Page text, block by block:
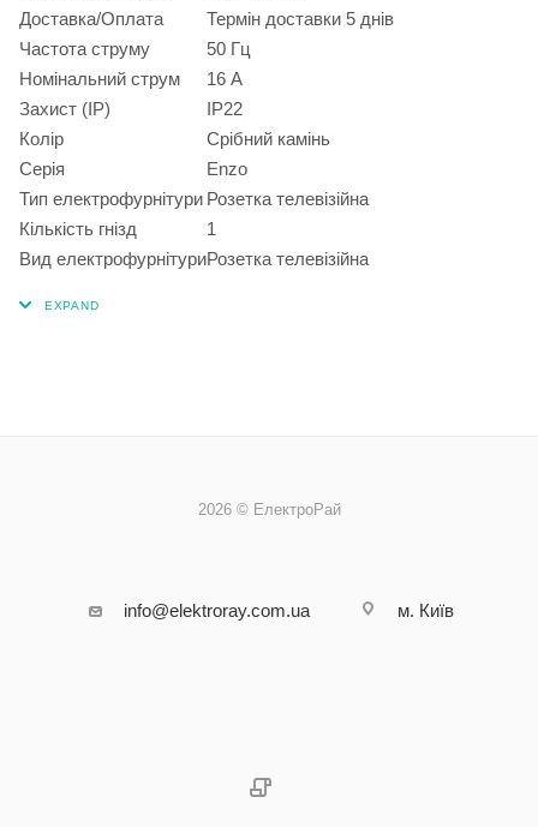
Доставка/Оплата
Термін доставки 5 днів
Частота струму
50 Гц
Номінальний струм
16 А
Захист (IP)
IP22
Колір
Срібний камінь
Серія
Enzo
Тип електрофурнітури Розетка телевізійна
Кількість гнізд
1
Вид електрофурнітуриРозетка телевізійна
2026 © ЕлектроРай
info@elektroray.com.ua м. Київ